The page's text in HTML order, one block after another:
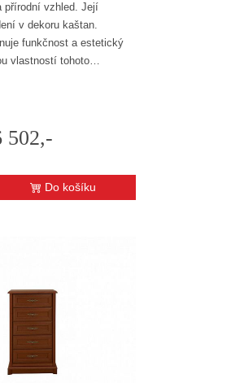
přírodní vzhled. Její
v dekoru kaštan.
funkčnost a estetický
vlastností tohoto…
502,-
Do košíku